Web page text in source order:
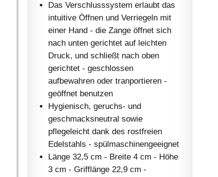
Das Verschlusssystem erlaubt das
intuitive Öffnen und Verriegeln mit
einer Hand - die Zange öffnet sich
nach unten gerichtet auf leichten
Druck, und schließt nach oben
gerichtet - geschlossen
aufbewahren oder tranportieren -
geöffnet benutzen
Hygienisch, geruchs- und
geschmacksneutral sowie
pflegeleicht dank des rostfreien
Edelstahls - spülmaschinengeeignet
Länge 32,5 cm - Breite 4 cm - Höhe
3 cm - Grifflänge 22,9 cm -